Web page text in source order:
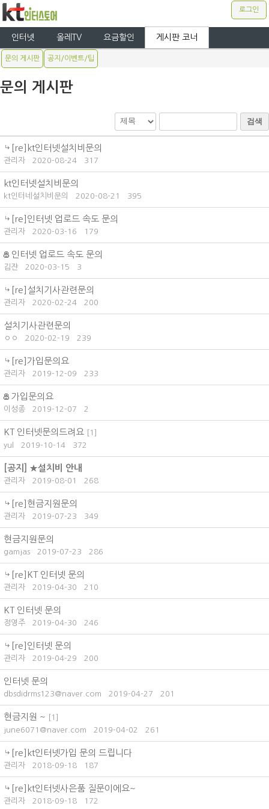
로그인
인터넷 올레TV 요금할인 게시판 코너
문의 게시판 공지/이벤트/팁
문의 게시판
검색
[re]kt인터넷설치비문의
관리자 2020-08-24 317
kt인터넷설치비문의
kt인터네설치비문의 2020-08-21 395
[re]인터넷 업로드 속도 문의
관리자 2020-03-16 179
인터넷 업로드 속도 문의
김쟌 2020-03-15 3
[re]설치기사관련문의
관리자 2020-02-24 200
설치기사관련문의
ㅇㅇ 2020-02-19 239
[re]가입문의요
관리자 2019-12-09 233
가입문의요
이성종 2019-12-07 2
KT 인터넷문의드려요 [1 ]
yul
2019-10-14 372
[공지] ★설치비 안내
관리자 2019-08-01 268
[re]현금지원문의
관리자 2019-07-23 349
현금지원문의
gamjas 2019-07-23 286
[re]KT 인터넷 문의
관리자 2019-04-30 210
KT 인터넷 문의
정영주 2019-04-30 246
[re]인터넷 문의
관리자 2019-04-29 200
인터넷 문의
dbsdidrms123@naver.com 2019-04-27 201
현금지원 ~ [1 ]
june6071@naver.com
2019-04-02 261
[re]kt인터넷가입 문의 드립니다
관리자 2018-09-18 187
[re]kt인터넷사은품 질문이에요~
관리자 2018-09-18 172